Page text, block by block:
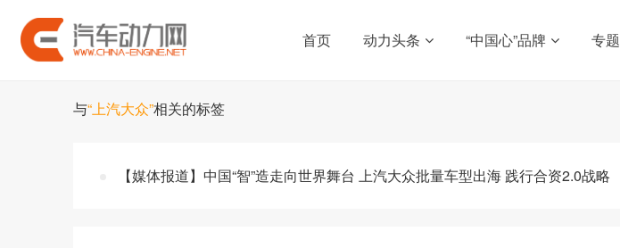
首页 动力头条 “中国心”品牌 专题
与“上汽大众”相关的标签
【媒体报道】中国“智”造走向世界舞台 上汽大众批量车型出海 践行合资2.0战略